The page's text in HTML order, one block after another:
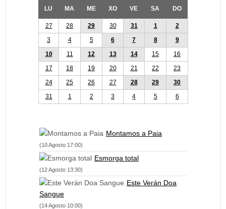
LU MA ME XO VE SA DO
27 28 29 30 31 1
2
3
4 5 6 7 8
9
10
11 12 13 14 15
16
17
18 19 20 21 22
23
24
25 26 27 28 29
30
31
1 2 3 4 5 6
Montamos a Paia
(10 Agosto 17:00)
Esmorga total
(12 Agosto 13:30)
Este Verán Doa
Sangue
(14 Agosto 10:00)